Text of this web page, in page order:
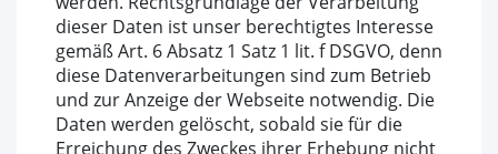
dieser Daten ist unser berechtigtes Interesse
gemäß Art. 6 Absatz 1 Satz 1 lit. f DSGVO, denn
diese Datenverarbeitungen sind zum Betrieb
und zur Anzeige der Webseite notwendig. Die
Daten werden gelöscht, sobald sie für die
Erreichung des Zweckes ihrer Erhebung nicht